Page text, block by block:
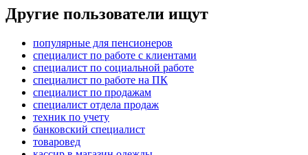
Другие пользователи ищут
популярные для пенсионеров
специалист по работе с клиентами
специалист по социальной работе
специалист по работе на ПК
специалист по продажам
специалист отдела продаж
техник по учету
банковский специалист
товаровед